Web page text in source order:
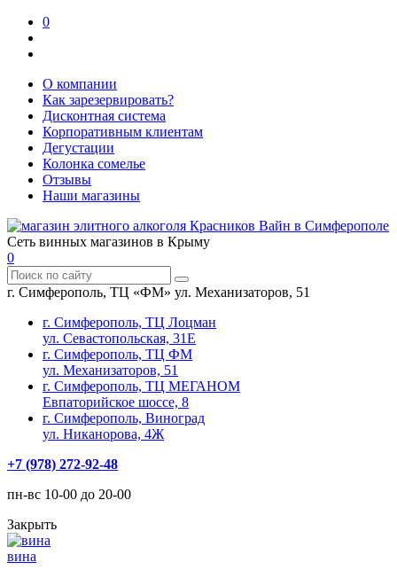
0
О компании
Как зарезервировать?
Дисконтная система
Корпоративным клиентам
Дегустации
Колонка сомелье
Отзывы
Наши магазины
Сеть винных магазинов в Крыму
0
г. Симферополь, ТЦ «ФМ» ул. Механизаторов, 51
г. Симферополь, ТЦ Лоцман
ул. Севастопольская, 31Е
г. Симферополь, ТЦ ФМ
ул. Механизаторов, 51
г. Симферополь, ТЦ МЕГАНОМ
Евпаторийское шоссе, 8
г. Симферополь, Виноград
ул. Никанорова, 4Ж
+7 (978) 272-92-48
пн-вс 10-00 до 20-00
Закрыть
вина